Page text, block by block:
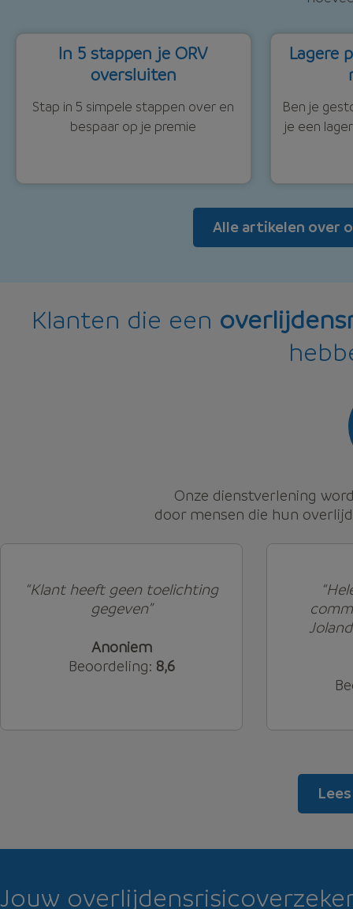
In 5 stappen je ORV
oversluiten
Stap in 5 simpele stappen over en
bespaar op je premie
Lagere
Ben je
je een
Alle artikelen over
Klanten die een
Onze dienstverlening
door mensen die hun
“Klant heeft geen toelichting
gegeven”
Anoniem
Beoordeling: 8,6
Jouw